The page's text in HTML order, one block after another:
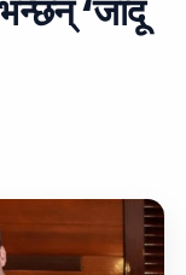
भन्छन् ‘जादू